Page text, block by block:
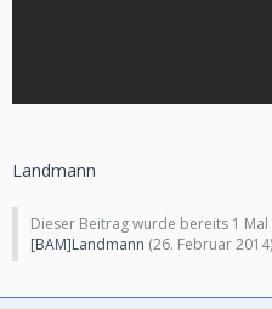
Landmann
Dieser Beitrag wurde bereits 1
[BAM]Landmann (26. Februar 2014)